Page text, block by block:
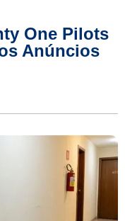
One Pilots
Anúncios